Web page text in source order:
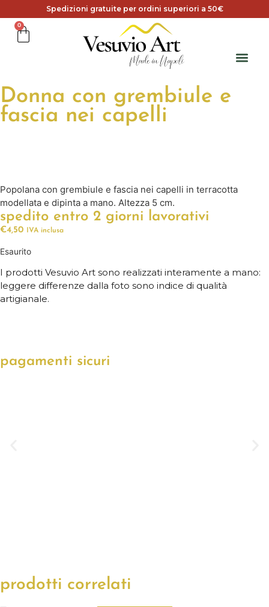
Spedizioni gratuite per ordini superiori a 50€
0
Donna con grembiule e
fascia nei capelli
Popolana con grembiule e fascia nei capelli in terracotta
modellata e dipinta a mano. Altezza 5 cm.
spedito entro 2 giorni lavorativi
€4,50 IVA inclusa
Esaurito
I prodotti Vesuvio Art sono realizzati interamente a mano:
leggere differenze dalla foto sono indice di qualità
artigianale.
pagamenti sicuri
prodotti correlati